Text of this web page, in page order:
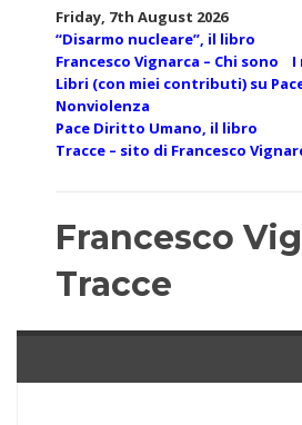
Friday, 7th August 2026
“Disarmo nucleare”, il libro
Francesco Vignarca – Chi sono
I
Libri (con miei contributi) su
Nonviolenza
Pace Diritto Umano, il libro
Tracce – sito di Francesco
Francesco
Tracce